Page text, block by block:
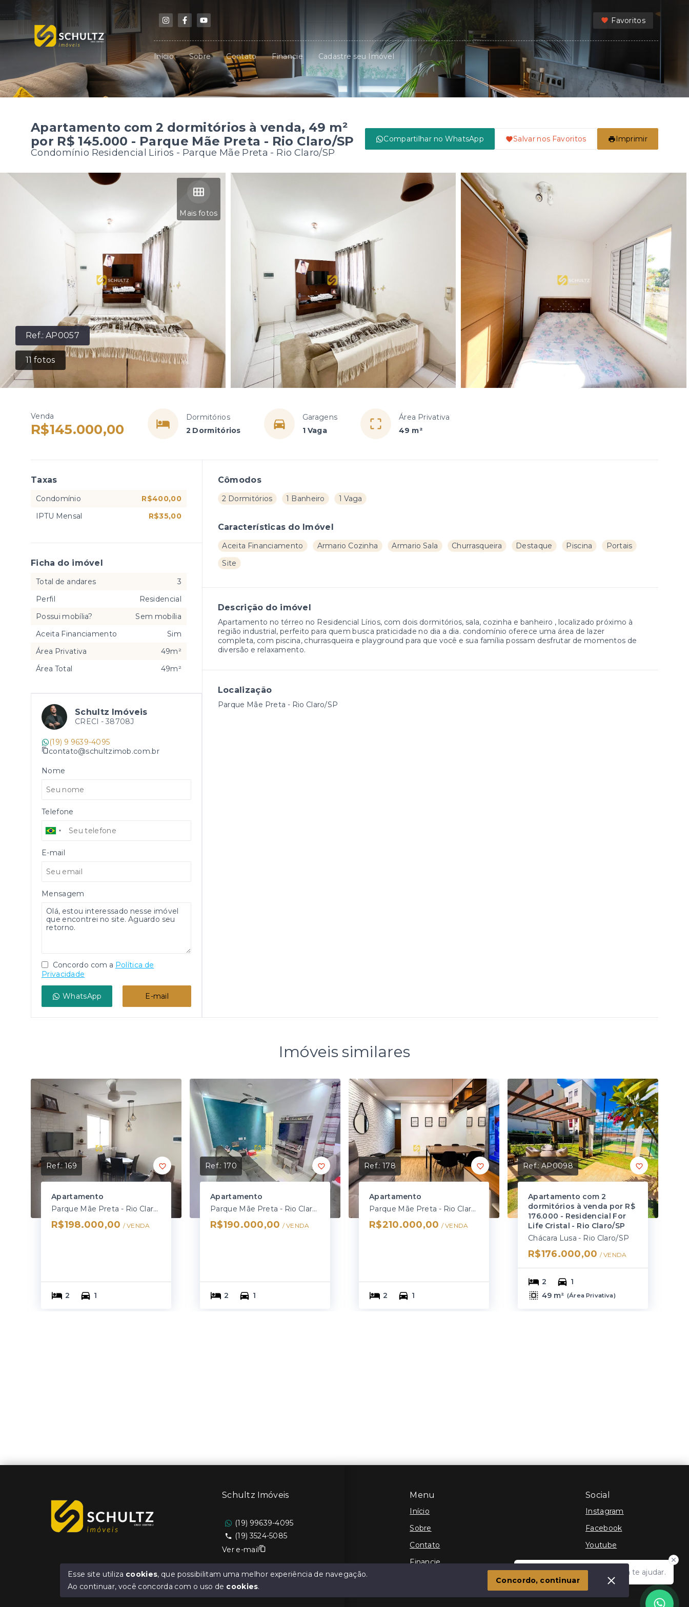
Favoritos
Início Sobre Contato Financie Cadastre seu Imóvel
Apartamento com 2 dormitórios à venda, 49 m²
por R$ 145.000 - Parque Mãe Preta - Rio Claro/SP
Condomínio Residencial Lirios - Parque Mãe Preta - Rio Claro/SP
Compartilhar no WhatsApp Salvar nos Favoritos Imprimir
Ref.:AP0057
11 fotos
Mais fotos
Venda
R$145.000,00
Dormitórios
2 Dormitórios
Garagens
1 Vaga
Área Privativa
49 m²
Cômodos
2 Dormitórios 1 Banheiro 1 Vaga
Características do Imóvel
Aceita Financiamento Armario Cozinha Armario Sala Churrasqueira Destaque Piscina
Portais
Site
Descrição do imóvel
Apartamento no térreo no Residencial Lírios, com dois dormitórios, sala, cozinha e banheiro , localizado próximo à
região industrial, perfeito para quem busca praticidade no dia a dia. condomínio oferece uma área de lazer
completa, com piscina, churrasqueira e playground para que você e sua família possam desfrutar de momentos de
diversão e relaxamento.
Localização
Parque Mãe Preta - Rio Claro/SP
Taxas
Condomínio
R$400,00
IPTU Mensal
R$35,00
Ficha do imóvel
Total de andares
3
Perfil
Residencial
Possui mobília?
Sem mobília
Aceita Financiamento
Sim
Área Privativa
49m²
Área Total
49m²
Schultz Imóveis
CRECI - 38708J
(19) 9 9639-4095
contato@schultzimob.com.br
Nome
Telefone
E-mail
Mensagem
Concordo com a Política de
Privacidade
WhatsApp E-mail
Imóveis similares
Ref.:169
Apartamento
Parque Mãe Preta - Rio Claro/SP
R$198.000,00 / VENDA
2 1
Ref.:170
Apartamento
Parque Mãe Preta - Rio Claro/SP
R$190.000,00 / VENDA
2 1
Ref.:178
Apartamento
Parque Mãe Preta - Rio Claro/SP
R$210.000,00 / VENDA
2 1
Ref.:AP0098
Apartamento com 2
dormitórios à venda por R$
176.000 - Residencial For
Life Cristal - Rio Claro/SP
Chácara Lusa - Rio Claro/SP
R$176.000,00 / VENDA
2
1
49 m² (Área Privativa)
Olá! Estamos disponíveis para te ajudar.
Menu
Início
Sobre
Contato
Financie
Social
Instagram
Facebook
Youtube
Schultz Imóveis
(19) 99639-4095
(19) 3524-5085
Ver e-mail
Esse site utiliza cookies, que possibilitam uma melhor experiência de navegação.
Ao continuar, você concorda com o uso de cookies.
Concordo, continuar